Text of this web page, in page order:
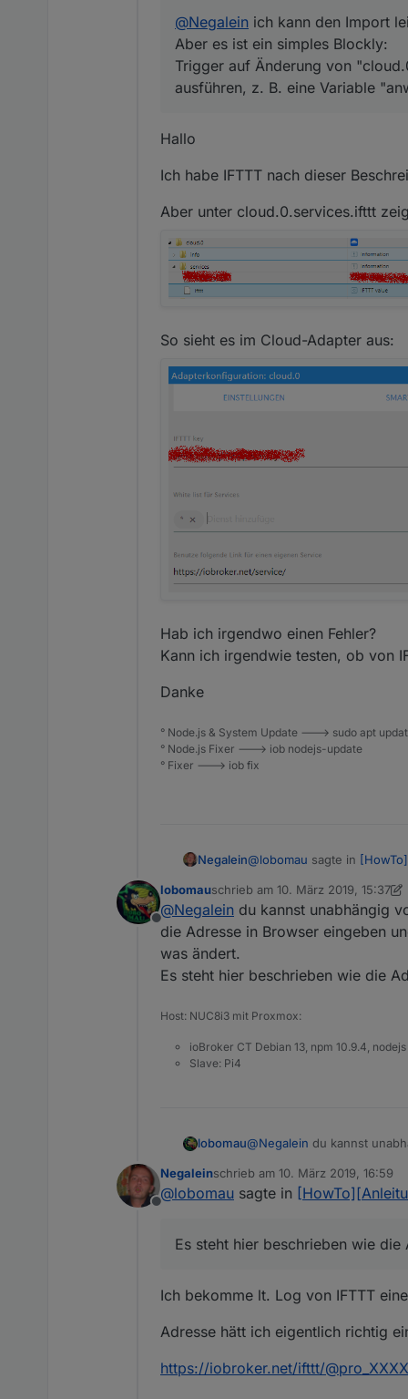
h) Finish
@Negalein ich kann den Import
Aber es ist ein simples Blockly:
Trigger auf Änderung von
ausführen, z. B. eine Variable
Hallo
Ich habe IFTTT nach dieser
Aber unter cloud.0.services.ifttt
So sieht es im Cloud-Adapter aus:
Hab ich irgendwo einen Fehler?
Kann ich irgendwie testen, ob von
Danke
° Node.js & System Update ---> sudo apt
° Node.js Fixer ---> iob nodejs-update
° Fixer ---> iob fix
Negalein@lobomau sagte in
@Negaleinich kann den
Aber es ist ein simples
Trigger auf Änderung
Hallo
Ich habe IFTTT nach
Aber unter
So sieht es im Cloud-
Offline
lobomauschrieb am 10. März 2019, 15:37
zuletzt editiert von lobomau3. Okt.
@Negalein du kannst unabhängig
die Adresse in Browser eingeben
was ändert.
Es steht hier beschrieben wie die
Host: NUC8i3 mit Proxmox:
ioBroker CT Debian 13, npm 10.9.4, nodejs
Slave: Pi4
lobomau@Negalein du kannst
Es steht hier beschrieben
Offline
Negaleinschrieb am 10. März 2019, 16:59
zuletzt editiert von
@lobomau sagte in
Es steht hier beschrieben wie
Ich bekomme lt. Log von IFTTT
Adresse hätt ich eigentlich richtig
https://iobroker.net/ifttt/